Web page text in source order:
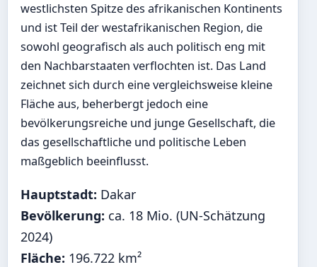
westlichsten Spitze des afrikanischen Kontinents
und ist Teil der westafrikanischen Region, die
sowohl geografisch als auch politisch eng mit
den Nachbarstaaten verflochten ist. Das Land
zeichnet sich durch eine vergleichsweise kleine
Fläche aus, beherbergt jedoch eine
bevölkerungsreiche und junge Gesellschaft, die
das gesellschaftliche und politische Leben
maßgeblich beeinflusst.
Hauptstadt: Dakar
Bevölkerung: ca. 18 Mio. (UN-Schätzung
2024)
Fläche: 196.722 km²